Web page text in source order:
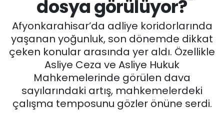
dosya görülüyor?
Afyonkarahisar’da adliye koridorlarında
yaşanan yoğunluk, son dönemde dikkat
çeken konular arasında yer aldı. Özellikle
Asliye Ceza ve Asliye Hukuk
Mahkemelerinde görülen dava
sayılarındaki artış, mahkemelerdeki
çalışma temposunu gözler önüne serdi.
SİYASET
EĞİTİM
MAGAZİN
SAĞLIK
SPOR
Tüm Manşetler
Son Dakika Haberleri
Haber Arşivi